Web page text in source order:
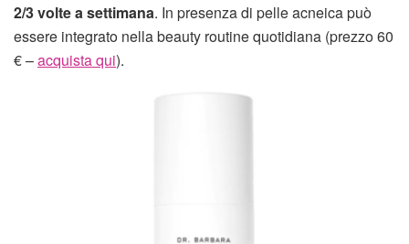
2/3 volte a settimana. In presenza di pelle acneica può
essere integrato nella beauty routine quotidiana (prezzo 60
€ –acquista qui).